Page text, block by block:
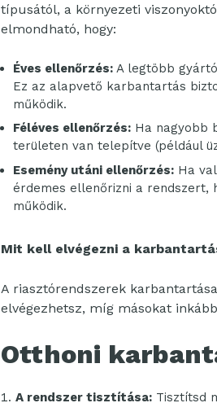
típusától, a környezeti
elmondható, hogy:
Éves ellenőrzés: A legtöbb
Ez az alapvető karbantartás
működik.
Féléves ellenőrzés: Ha nagyobb
területen van telepítve (például
Esemény utáni ellenőrzés: Ha
érdemes ellenőrizni a rendszert,
működik.
Mit kell elvégezni a
A riasztórendszerek
elvégezhetsz, míg másokat
Otthoni
A rendszer tisztítása: Tisztítsd